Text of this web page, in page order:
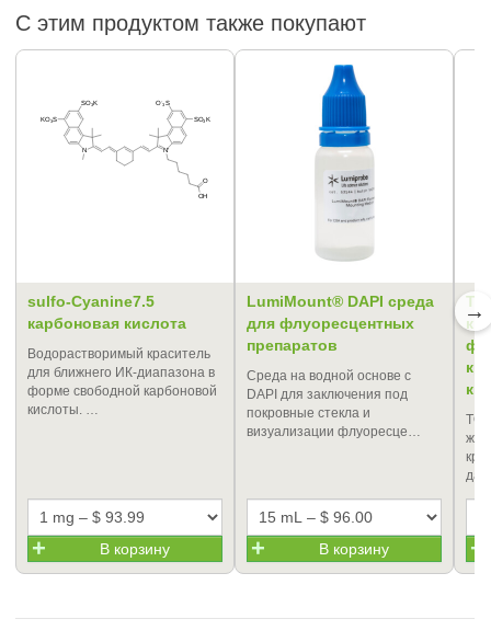
С этим продуктом также покупают
sulfo-Cyanine7.5
карбоновая кислота
Водорастворимый краситель
для ближнего ИК-диапазона в
форме свободной карбоновой
кислоты. …
В корзину
LumiMount® DAPI среда
для флуоресцентных
препаратов
Cреда на водной основе с
DAPI для заключения под
покровные стекла и
визуализации флуоресце…
В корзину
→